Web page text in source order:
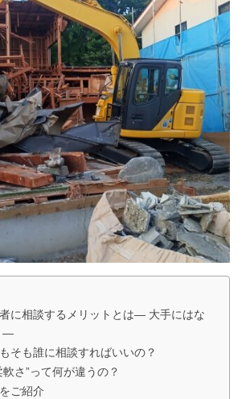
に相談するメリットとは― 大手にはな
―
そも誰に相談すればいいの？
さ”って何が違うの？
ご紹介